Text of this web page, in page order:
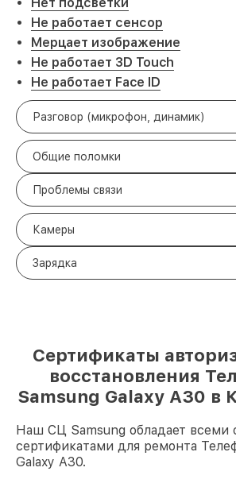
Не работает сенсор
Мерцает изображение
Не работает 3D Touch
Не работает Face ID
Разговор (микрофон, динамик)
Общие поломки
Проблемы связи
Камеры
Зарядка
Сертификаты
восстановления
Samsung Galaxy A30 в
Наш СЦ Samsung обладает всеми
сертификатами для ремонта
Galaxy A30.